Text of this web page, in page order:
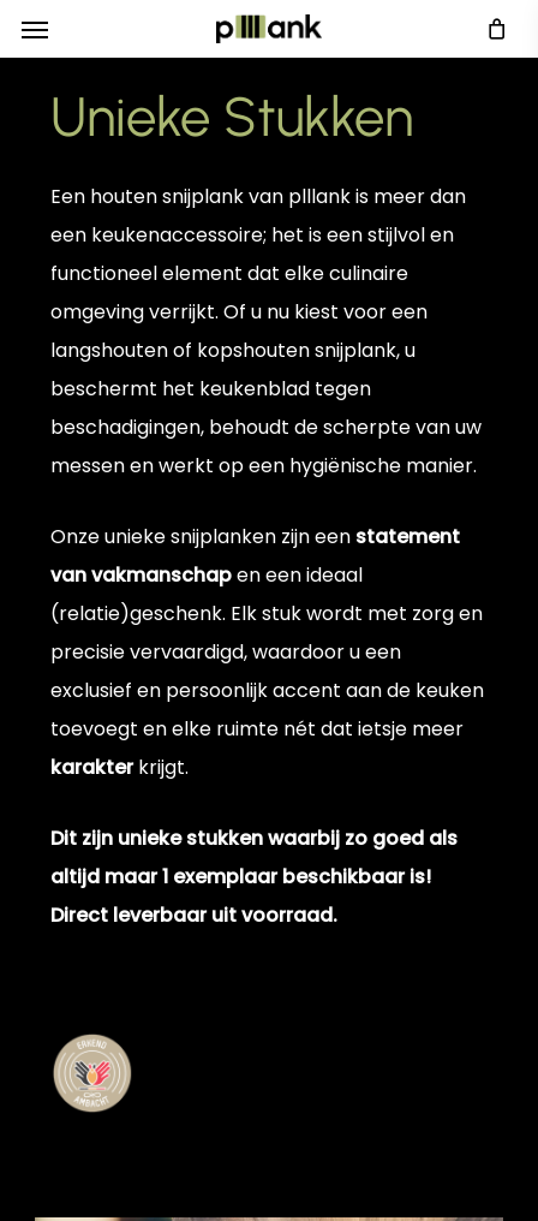
Skip
to
content
Menu
Unieke Stukken
Een houten snijplank van plllank is meer dan
een keukenaccessoire; het is een stijlvol en
functioneel element dat elke culinaire
omgeving verrijkt. Of u nu kiest voor een
langshouten of kopshouten snijplank, u
beschermt het keukenblad tegen
beschadigingen, behoudt de scherpte van uw
messen en werkt op een hygiënische manier.
Onze unieke snijplanken zijn een statement
vanvakmanschapen een ideaal
(relatie)geschenk. Elk stuk wordt met zorg en
precisie vervaardigd, waardoor u een
exclusief en persoonlijk accent aan de keuken
toevoegt en elke ruimte nét dat ietsje meer
karakterkrijgt.
Dit zijn unieke stukken waarbij zo goed als
altijd maar 1 exemplaar beschikbaar is!
Direct leverbaar uit voorraad.